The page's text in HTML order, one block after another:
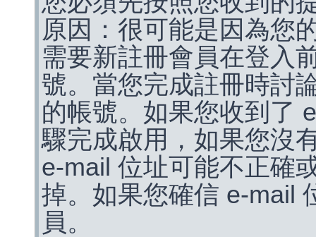
原因：很可能是因為您
需要新註冊會員在登入
號。當您完成註冊時討
的帳號。如果您收到了
驟完成啟用，如果您沒
e-mail 位址可能不正確
掉。如果您確信 e-mail
員。